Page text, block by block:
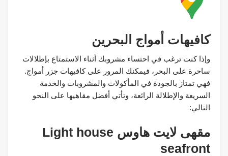
كافيهات أمواج البحرين
وإذا كنت ترغب في احتساء مشروبك أثناء الاستمتاع بإطلالات
ساحرة على البحر، فيمكنك المرور على كافيهات جزر أمواج.
فهي تمتاز بالجودة في المأكولات والمشروبات والخدمة
السريعة والإطلالة الرائعة، وتأتي أفضل مقاهيها على النحو
التالي:
مقهى لايت هاوس Light house
seafront